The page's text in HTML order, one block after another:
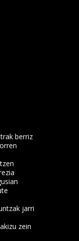
berriz
jarri
zein